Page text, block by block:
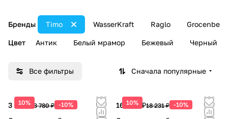
Бренды WasserKraft Raglo Grocenberg
Timo
Цвет Антик Белый мрамор Бежевый Черный
Все фильтры Сначала популярные
10%
3 402 ₽ 3 780 ₽ -10% 10%
16 408 ₽18 231 ₽ -10%